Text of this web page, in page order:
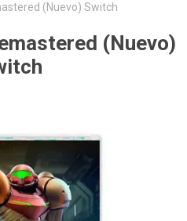
(Nuevo) Switch
(Nuevo)